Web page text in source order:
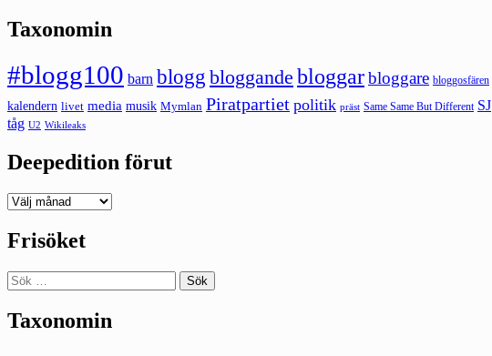
Taxonomin
#blogg100 barn blogg bloggande bloggarbloggare bloggosfären
kalendern livet media musik Mymlan Piratpartiet politik präst Same Same But Different SJ
tåg U2 Wikileaks
Deepedition förut
Deepedition
Frisöket
Sök
efter:
Taxonomin